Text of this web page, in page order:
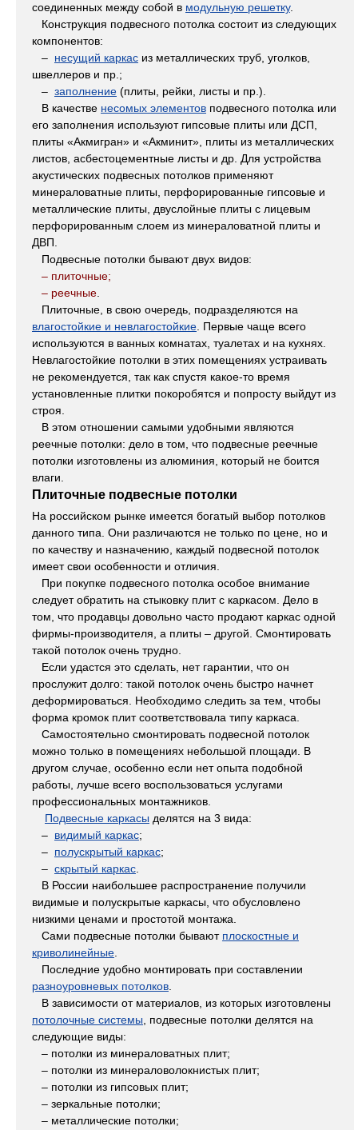
соединенных между собой в модульную решетку.
Конструкция подвесного потолка состоит из следующих
компонентов:
– несущий каркас из металлических труб, уголков,
швеллеров и пр.;
– заполнение (плиты, рейки, листы и пр.).
В качестве несомых элементов подвесного потолка или
его заполнения используют гипсовые плиты или ДСП,
плиты «Акмигран» и «Акминит», плиты из металлических
листов, асбестоцементные листы и др. Для устройства
акустических подвесных потолков применяют
минераловатные плиты, перфорированные гипсовые и
металлические плиты, двуслойные плиты с лицевым
перфорированным слоем из минераловатной плиты и
ДВП.
Подвесные потолки бывают двух видов:
– плиточные;
– реечные.
Плиточные, в свою очередь, подразделяются на
влагостойкие и невлагостойкие. Первые чаще всего
используются в ванных комнатах, туалетах и на кухнях.
Невлагостойкие потолки в этих помещениях устраивать
не рекомендуется, так как спустя какое-то время
установленные плитки покоробятся и попросту выйдут из
строя.
В этом отношении самыми удобными являются
реечные потолки: дело в том, что подвесные реечные
потолки изготовлены из алюминия, который не боится
влаги.
Плиточные подвесные потолки
На российском рынке имеется богатый выбор потолков
данного типа. Они различаются не только по цене, но и
по качеству и назначению, каждый подвесной потолок
имеет свои особенности и отличия.
При покупке подвесного потолка особое внимание
следует обратить на стыковку плит с каркасом. Дело в
том, что продавцы довольно часто продают каркас одной
фирмы-производителя, а плиты – другой. Смонтировать
такой потолок очень трудно.
Если удастся это сделать, нет гарантии, что он
прослужит долго: такой потолок очень быстро начнет
деформироваться. Необходимо следить за тем, чтобы
форма кромок плит соответствовала типу каркаса.
Самостоятельно смонтировать подвесной потолок
можно только в помещениях небольшой площади. В
другом случае, особенно если нет опыта подобной
работы, лучше всего воспользоваться услугами
профессиональных монтажников.
Подвесные каркасы делятся на 3 вида:
– видимый каркас;
– полускрытый каркас;
– скрытый каркас.
В России наибольшее распространение получили
видимые и полускрытые каркасы, что обусловлено
низкими ценами и простотой монтажа.
Сами подвесные потолки бывают плоскостные и
криволинейные.
Последние удобно монтировать при составлении
разноуровневых потолков.
В зависимости от материалов, из которых изготовлены
потолочные системы, подвесные потолки делятся на
следующие виды:
– потолки из минераловатных плит;
– потолки из минераловолокнистых плит;
– потолки из гипсовых плит;
– зеркальные потолки;
– металлические потолки;